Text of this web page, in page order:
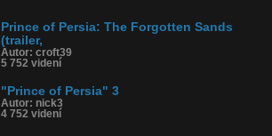
Prince of Persia: The Forgotten Sands
(trailer,
Autor: croft39
5 752 videní
"Prince of Persia" 3
Autor: nick3
4 752 videní